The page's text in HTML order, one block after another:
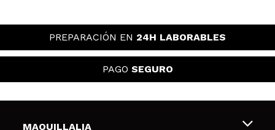
PREPARACIÓN EN 24H LABORABLES
PAGO SEGURO
MAQUILLALIA